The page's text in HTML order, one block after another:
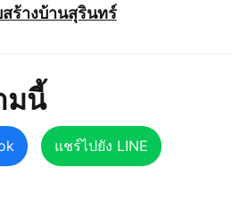
ร้างบ้านสุรินทร์
มนี้
แชร์ไปยัง LINE